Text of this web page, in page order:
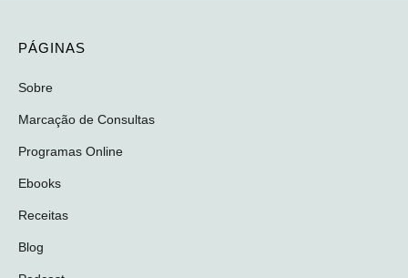
PÁGINAS
Sobre
Marcação de Consultas
Programas Online
Ebooks
Receitas
Blog